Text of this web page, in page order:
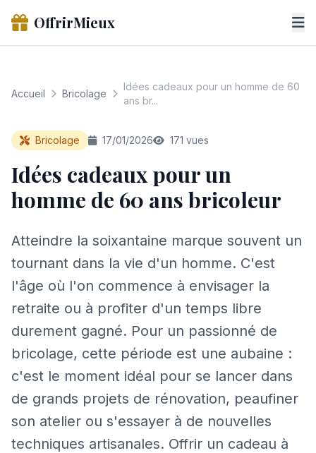
OffrirMieux
Accueil Bricolage
Idées cadeaux pour un homme de 60
ans br...
Bricolage 17/01/2026 171 vues
Idées cadeaux pour un
homme de 60 ans bricoleur
Atteindre la soixantaine marque souvent un
tournant dans la vie d'un homme. C'est
l'âge où l'on commence à envisager la
retraite ou à profiter d'un temps libre
durement gagné. Pour un passionné de
bricolage, cette période est une aubaine :
c'est le moment idéal pour se lancer dans
de grands projets de rénovation, peaufiner
son atelier ou s'essayer à de nouvelles
techniques artisanales. Offrir un cadeau à